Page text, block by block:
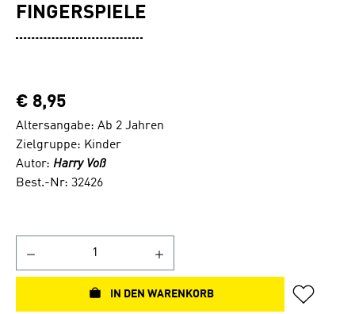
FINGERSPIELE
€ 8,95
Altersangabe: Ab 2 Jahren
Zielgruppe: Kinder
Autor: Harry Voß
Best.-Nr: 32426
IN DEN WARENKORB